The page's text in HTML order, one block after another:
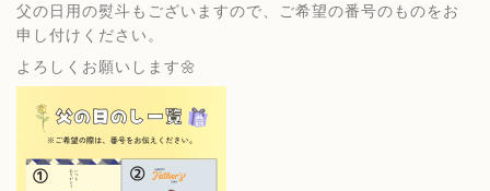
父の日用の熨斗もございますので、ご希望の番号のものをお
申し付けください。
よろしくお願いします🌼